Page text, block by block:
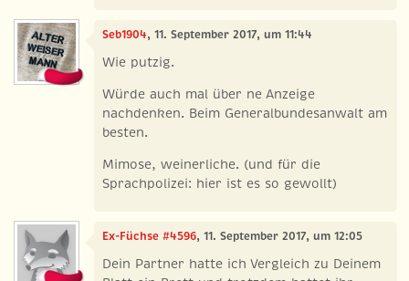
Seb1904, 11. September 2017, um 11:44
Wie putzig.
Würde auch mal über ne Anzeige
nachdenken. Beim Generalbundesanwalt am
besten.
Mimose, weinerliche. (und für die
Sprachpolizei: hier ist es so gewollt)
Ex-Füchse #4596, 11. September 2017, um 12:05
Dein Partner hatte ich Vergleich zu Deinem